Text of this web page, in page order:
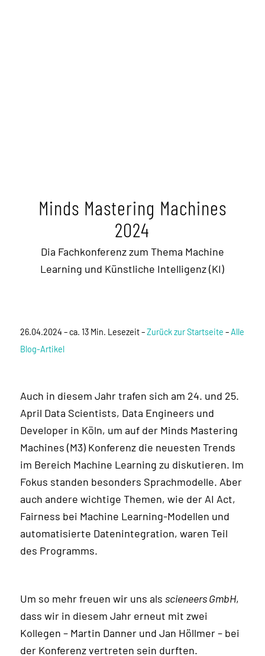
Minds Mastering Machines
2024
Dia Fachkonferenz zum Thema Machine
Learning und Künstliche Intelligenz (KI)
26.04.2024 – ca. 13 Min. Lesezeit –Zurück zur Startseite –Alle
Blog-Artikel
Auch in diesem Jahr trafen sich am 24. und 25.
April Data Scientists, Data Engineers und
Developer in Köln, um auf der Minds Mastering
Machines (M3) Konferenz die neuesten Trends
im Bereich Machine Learning zu diskutieren. Im
Fokus standen besonders Sprachmodelle. Aber
auch andere wichtige Themen, wie der AI Act,
Fairness bei Machine Learning-Modellen und
automatisierte Datenintegration, waren Teil
des Programms.
Um so mehr freuen wir uns als scieneers GmbH,
dass wir in diesem Jahr erneut mit zwei
Kollegen – Martin Danner und Jan Höllmer – bei
der Konferenz vertreten sein durften.